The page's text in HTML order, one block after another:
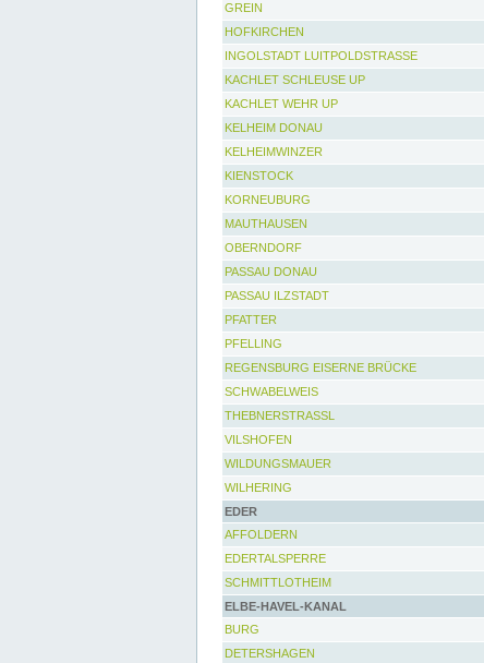
GREIN
HOFKIRCHEN
INGOLSTADT LUITPOLDSTRASSE
KACHLET SCHLEUSE UP
KACHLET WEHR UP
KELHEIM DONAU
KELHEIMWINZER
KIENSTOCK
KORNEUBURG
MAUTHAUSEN
OBERNDORF
PASSAU DONAU
PASSAU ILZSTADT
PFATTER
PFELLING
REGENSBURG EISERNE BRÜCKE
SCHWABELWEIS
THEBNERSTRASSL
VILSHOFEN
WILDUNGSMAUER
WILHERING
EDER
AFFOLDERN
EDERTALSPERRE
SCHMITTLOTHEIM
ELBE-HAVEL-KANAL
BURG
DETERSHAGEN